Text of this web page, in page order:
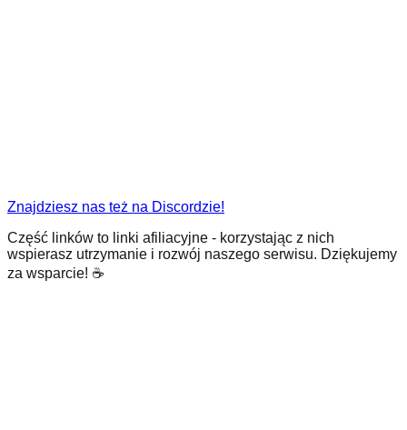
Znajdziesz nas też na Discordzie!
Część linków to linki afiliacyjne - korzystając z nich
wspierasz utrzymanie i rozwój naszego serwisu. Dziękujemy
za wsparcie! ☕